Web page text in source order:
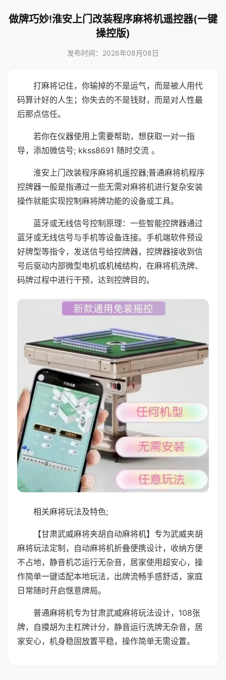
做牌巧妙!淮安上门改装程序麻将机遥控器(一键
操控版)
发布时间：2026年08月08日
打麻将记住，你输掉的不是运气，而是被人用代
码算计好的人生；你失去的不是钱财，而是对人性最
后那点信任。
若你在仪器使用上需要帮助，想获取一对一指
导，添加微信号; kkss8691 随时交流 。
淮安上门改装程序麻将机遥控器;普通麻将机程序
控牌器一般是指通过一些无需对麻将机进行复杂安装
操作就能实现控制麻将牌功能的设备或工具。
蓝牙或无线信号控制原理：一些智能控牌器通过
蓝牙或无线信号与手机等设备连接。手机端软件预设
好牌型等指令，发送信号给控牌器，控牌器接收到信
号后驱动内部微型电机或机械结构，在麻将机洗牌、
码牌过程中进行干预，达到控牌目的。
相关麻将玩法及特色;
【甘肃武威麻将夹胡自动麻将机】专为武威夹胡
麻将玩法定制，自动麻将机折叠便携设计，收纳方便
不占地，静音机芯运行无杂音，居家使用超安心，操
作简单一键适配本地玩法，出牌流畅手感舒适，家庭
日常随时开启惬意牌局。
普通麻将机专为甘肃武威麻将玩法设计，108张
牌，自摸胡为主杠牌计分，静音运行洗牌无杂音，居
家安心，机身稳固放置平稳，操作简单无需设置。